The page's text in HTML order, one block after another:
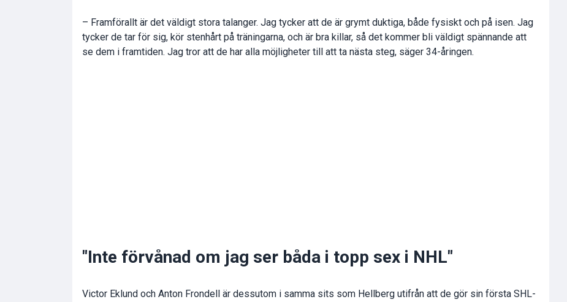
– Framförallt är det väldigt stora talanger. Jag tycker att de är grymt duktiga, både fysiskt och på isen. Jag
tycker de tar för sig, kör stenhårt på träningarna, och är bra killar, så det kommer bli väldigt spännande att
se dem i framtiden. Jag tror att de har alla möjligheter till att ta nästa steg, säger 34-åringen.
"Inte förvånad om jag ser båda i topp sex i NHL"
Victor Eklund och Anton Frondell är dessutom i samma sits som Hellberg utifrån att de gör sin första SHL-